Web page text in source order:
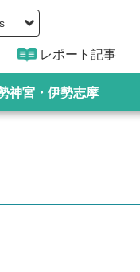
レポート記事
神宮・伊勢志摩